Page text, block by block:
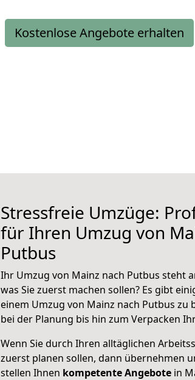
Kostenlose Angebote erhalten
Stressfreie Umzüge:
für Ihren Umzug von
Putbus
Ihr Umzug von Mainz nach Putbus steht
was Sie zuerst machen sollen? Es gibt
einem Umzug von Mainz nach Putbus zu
bei der Planung bis hin zum Verpacken
Wenn Sie durch Ihren alltäglichen
zuerst planen sollen, dann übernehmen
stellen Ihnen kompetente Angebote in